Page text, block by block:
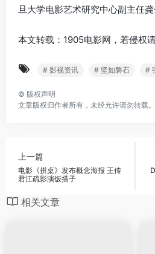
旦大学电影艺术研究中心副主任龚
本文转载：1905电影网，若侵权
# 影视资讯 # 坚如磐石 #
© 版权声明
文章版权归作者所有，未经允许请勿转载。
上一篇
电影《拼桌》发布概念海报 王传
君江疏影演饭搭子
相关文章